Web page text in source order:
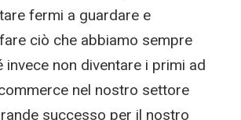
fermi a guardare e
ciò che abbiamo sempre
invece non diventare i primi ad
nel nostro settore
successo per il nostro